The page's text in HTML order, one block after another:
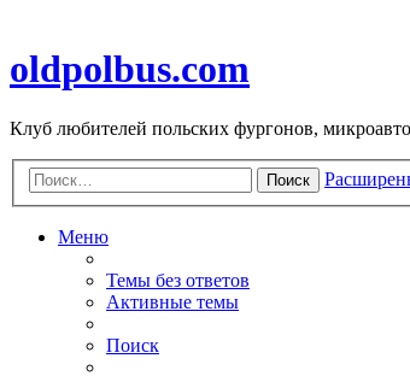
oldpolbus.com
Клуб любителей польских фургонов,
Поиск
Меню
Темы без ответов
Активные темы
Поиск